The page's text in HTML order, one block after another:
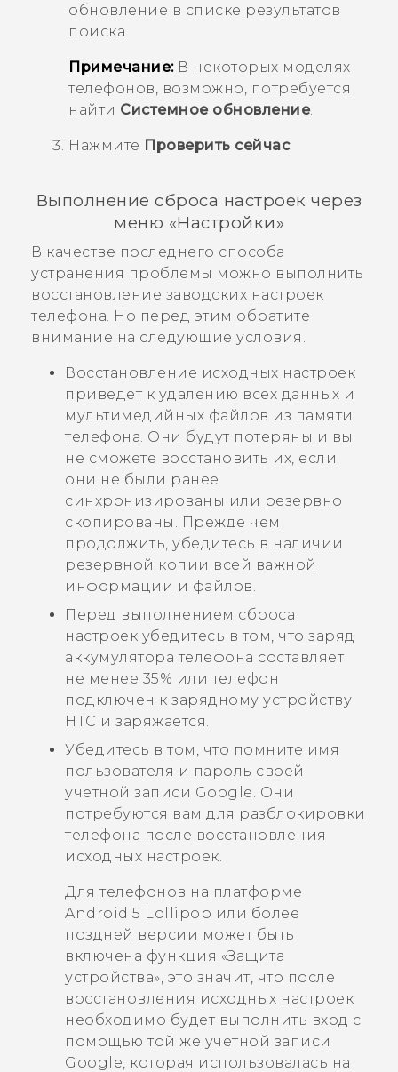
обновление в списке результатов
поиска.
Примечание:В некоторых моделях
телефонов, возможно, потребуется
найти Системное обновление.
Нажмите Проверить сейчас.
Выполнение сброса настроек через
меню «Настройки»
В качестве последнего способа
устранения проблемы можно выполнить
восстановление заводских настроек
телефона. Но перед этим обратите
внимание на следующие условия.
Восстановление исходных настроек
приведет к удалению всех данных и
мультимедийных файлов из памяти
телефона. Они будут потеряны и вы
не сможете восстановить их, если
они не были ранее
синхронизированы или резервно
скопированы. Прежде чем
продолжить, убедитесь в наличии
резервной копии всей важной
информации и файлов.
Перед выполнением сброса
настроек убедитесь в том, что заряд
аккумулятора телефона составляет
не менее 35% или телефон
подключен к зарядному устройству
HTC и заряжается.
Убедитесь в том, что помните имя
пользователя и пароль своей
учетной записи Google . Они
потребуются вам для разблокировки
телефона после восстановления
исходных настроек.
Для телефонов на платформе
Android 5 Lollipop или более
поздней версии может быть
включена функция «Защита
устройства», это значит, что после
восстановления исходных настроек
необходимо будет выполнить вход с
помощью той же учетной записи
Google , которая использовалась на